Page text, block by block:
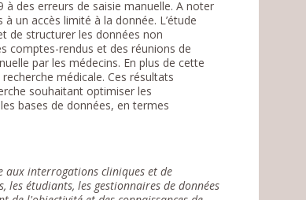
des erreurs de saisie manuelle. A noter
un accès limité à la donnée. L’étude
de structurer les données non
comptes-rendus et des réunions de
par les médecins. En plus de cette
médicale. Ces résultats
souhaitant optimiser les
bases de données, en termes
aux interrogations cliniques et de
les étudiants, les gestionnaires de données